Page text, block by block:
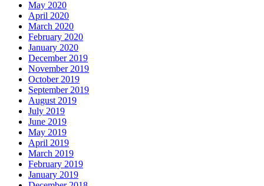
May 2020
April 2020
March 2020
February 2020
January 2020
December 2019
November 2019
October 2019
September 2019
August 2019
July 2019
June 2019
May 2019
April 2019
March 2019
February 2019
January 2019